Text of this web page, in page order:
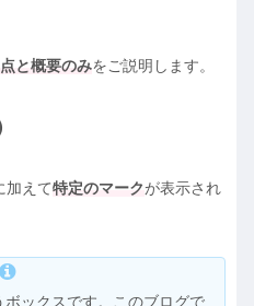
と概要のみをご説明します。
加えて特定のマークが表示され
ボックスです。このブログで